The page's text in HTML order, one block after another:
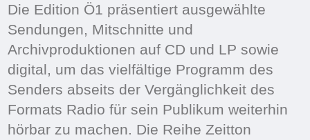
Die Edition Ö1 präsentiert ausgewählte
Sendungen, Mitschnitte und
Archivproduktionen auf CD und LP sowie
digital, um das vielfältige Programm des
Senders abseits der Vergänglichkeit des
Formats Radio für sein Publikum weiterhin
hörbar zu machen. Die Reihe Zeitton